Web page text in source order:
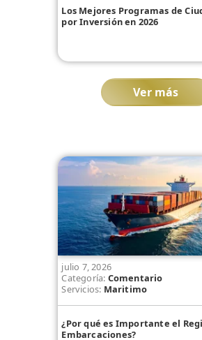
Los Mejores Programas de
por Inversión en 2026
Ver más
julio 7, 2026
Categoría: Comentario
Servicios: Maritimo
¿Por qué es Importante el
Embarcaciones?